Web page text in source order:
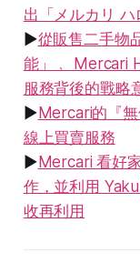
出「メルカリ
▶從販售二手物
能」﹐ Mercari
服務背後的戰略
▶Mercari的『
線上買賣服務
▶Mercari 看好
作，並利用
收再利用